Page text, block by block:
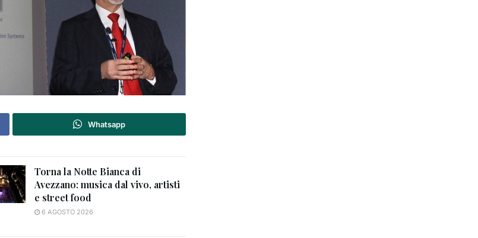
Whatsapp
Torna la Notte Bianca di
Avezzano: musica dal vivo, artisti
e street food
6 AGOSTO 2026